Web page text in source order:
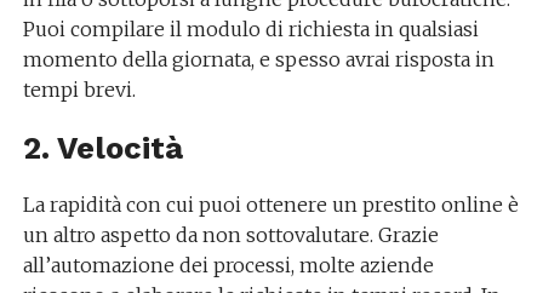
Puoi compilare il modulo di richiesta in qualsiasi
momento della giornata, e spesso avrai risposta in
tempi brevi.
2. Velocità
La rapidità con cui puoi ottenere un prestito online è
un altro aspetto da non sottovalutare. Grazie
all’automazione dei processi, molte aziende